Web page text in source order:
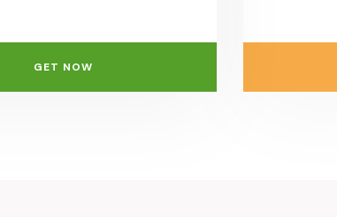
GET NOW